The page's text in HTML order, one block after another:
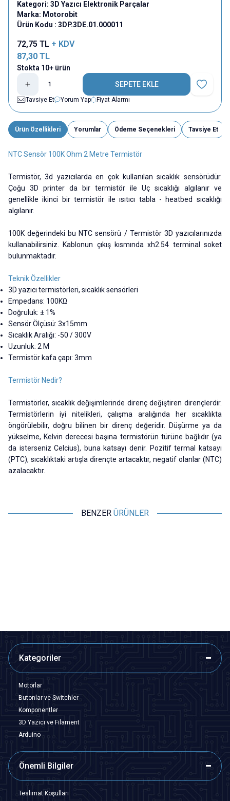
Kategori: 3D Yazıcı Elektronik Parçalar
Marka: Motorobit
Ürün Kodu : 3DP.3DE.01.000011
72,75 TL + KDV
87,30 TL
Stokta 10+ ürün
SEPETE EKLE
Favoriye
Tavsiye Et
Yorum Yap Fiyat Alarmı
Ürün Özellikleri Yorumlar Ödeme Seçenekleri Tavsiye Et
NTC Sensör 100K Ohm 2 Metre Termistör
Termistör, 3d yazıcılarda en çok kullanılan sıcaklık sensörüdür.
Çoğu 3D printer da bir termistör ile Uç sıcaklığı algılanır ve
genellikle ikinci bir termistör ile ısıtıcı tabla - heatbed sıcaklığı
algılanır.
100K değerindeki bu NTC sensörü / Termistör 3D yazıcılarınızda
kullanabilirsiniz. Kablonun çıkış kısmında xh2.54 terminal soket
bulunmaktadır.
Teknik Özellikler
3D yazıcı termistörleri, sıcaklık sensörleri
Empedans: 100KΩ
Doğruluk: ± 1%
Sensör Ölçüsü: 3x15mm
Sıcaklık Aralığı: -50 / 300V
Uzunluk: 2 M
Termistör kafa çapı: 3mm
Termistör Nedir?
Termistörler, sıcaklık değişimlerinde direnç değiştiren dirençlerdir.
Termistörlerin iyi nitelikleri, çalışma aralığında her sıcaklıkta
öngörülebilir, doğru bilinen bir direnç değeridir. Düşürme ya da
yükselme, Kelvin derecesi başına termistörün türüne bağlıdır (ya
da isterseniz Celcius), buna katsayı denir. Pozitif termal katsayı
(PTC), sıcaklıktaki artışla dirençte artacaktır, negatif olanlar (NTC)
azalacaktır.
BENZER ÜRÜNLER
Kategoriler
Motorlar
Butonlar ve Switchler
Komponentler
3D Yazıcı ve Filament
Arduino
Önemli Bilgiler
Teslimat Koşulları